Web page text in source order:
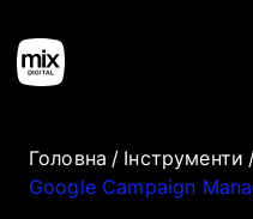
Головна / Інструменти
Google Campaign